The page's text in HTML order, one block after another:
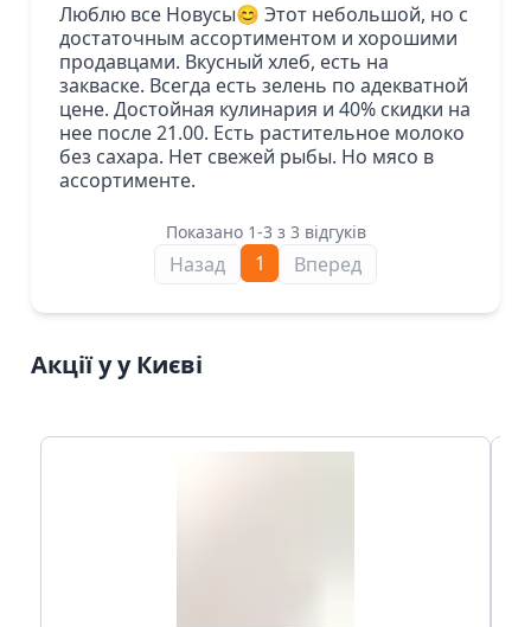
Люблю все Новусы😊 Этот небольшой, но с
достаточным ассортиментом и хорошими
продавцами. Вкусный хлеб, есть на
закваске. Всегда есть зелень по адекватной
цене. Достойная кулинария и 40% скидки на
нее после 21.00. Есть растительное молоко
без сахара. Нет свежей рыбы. Но мясо в
ассортименте.
Показано 1-3 з 3 відгуків
Назад 1 Вперед
Акції у у Києві